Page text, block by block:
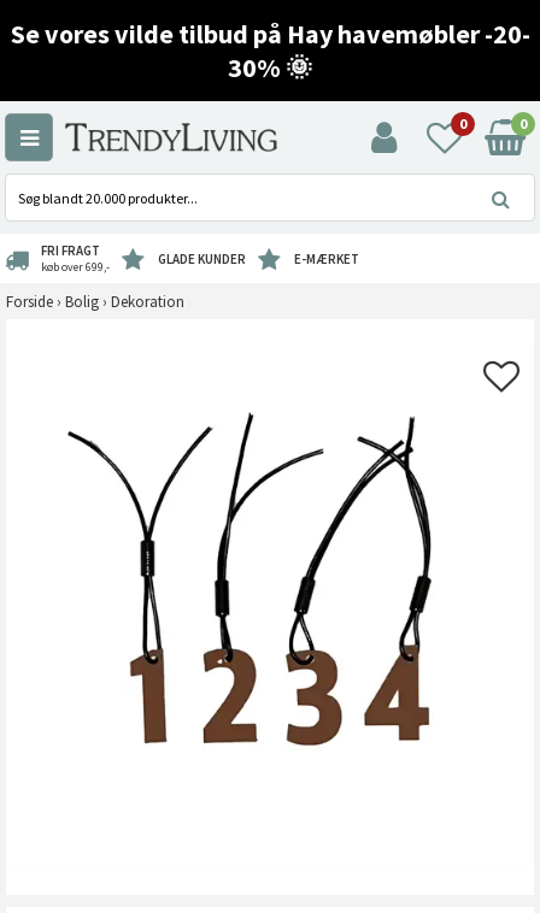
Se vores vilde tilbud på Hay havemøbler -20-
30% 🌞
0 0
FRI FRAGT
køb over 699,- GLADE KUNDER E-MÆRKET
Forside › Bolig › Dekoration